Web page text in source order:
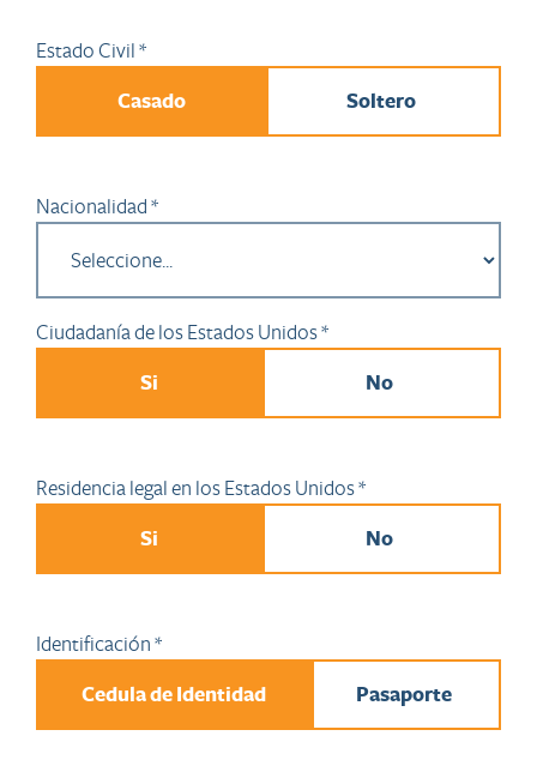
Estado Civil *
Casado Soltero
Nacionalidad *
Ciudadanía de los Estados Unidos *
Si No
Residencia legal en los Estados Unidos *
Si No
Identificación *
Cedula de Identidad Pasaporte